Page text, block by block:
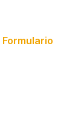
Formulario